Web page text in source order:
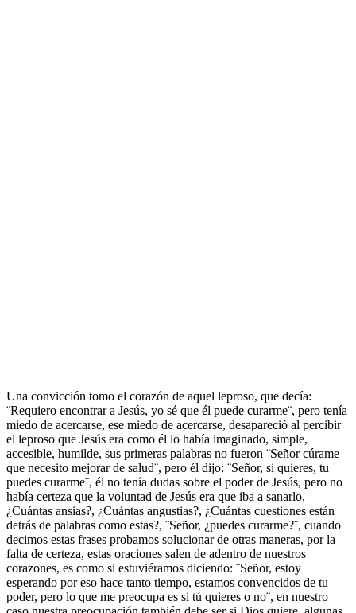
Una convicción tomo el corazón de aquel leproso, que decía:
¨Requiero encontrar a Jesús, yo sé que él puede curarme¨, pero tenía
miedo de acercarse, ese miedo de acercarse, desapareció al percibir
el leproso que Jesús era como él lo había imaginado, simple,
accesible, humilde, sus primeras palabras no fueron ¨Señor cúrame
que necesito mejorar de salud¨, pero él dijo: ¨Señor, si quieres, tu
puedes curarme¨, él no tenía dudas sobre el poder de Jesús, pero no
había certeza que la voluntad de Jesús era que iba a sanarlo,
¿Cuántas ansias?, ¿Cuántas angustias?, ¿Cuántas cuestiones están
detrás de palabras como estas?, ¨Señor, ¿puedes curarme?¨, cuando
decimos estas frases probamos solucionar de otras maneras, por la
falta de certeza, estas oraciones salen de adentro de nuestros
corazones, es como si estuviéramos diciendo: ¨Señor, estoy
esperando por eso hace tanto tiempo, estamos convencidos de tu
poder, pero lo que me preocupa es si tú quieres o no¨, en nuestro